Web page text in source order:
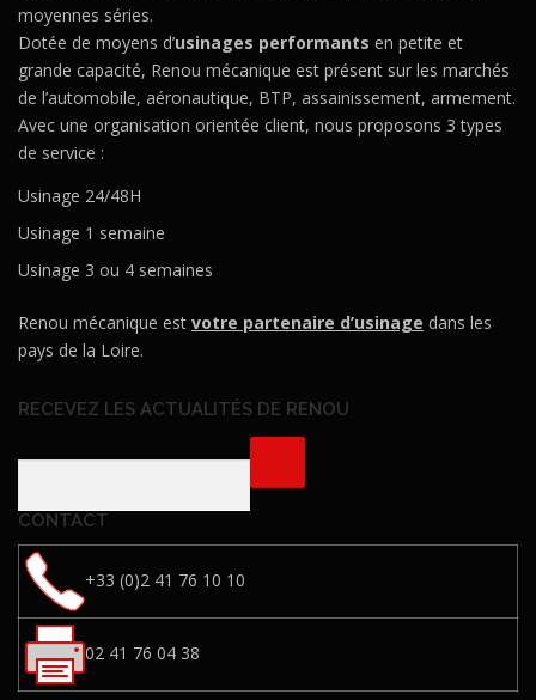
moyennes séries.
Dotée de moyens d’usinages performants en petite et
grande capacité, Renou mécanique est présent sur les marchés
de l’automobile, aéronautique, BTP, assainissement, armement.
Avec une organisation orientée client, nous proposons 3 types
de service :
Usinage 24/48H
Usinage 1 semaine
Usinage 3 ou 4 semaines
Renou mécanique est votre partenaire d’usinage dans les
pays de la Loire.
RECEVEZ LES ACTUALITÉS DE RENOU
CONTACT
+33 (0)2 41 76 10 10
02 41 76 04 38